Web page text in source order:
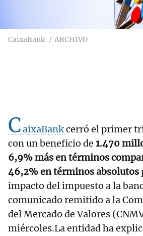
CaixaBank ARCHIVO
CaixaBankcerró el primer
con un beneficio de 1.470
6,9% más en términos
46,2% en términos absolutos
impacto del impuesto a la
comunicado remitido a la
del Mercado de Valores
miércoles.La entidad ha